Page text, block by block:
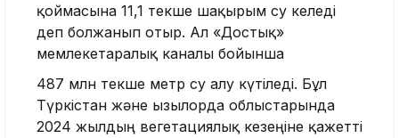
қоймасына 11,1 текше шақырым су келеді
деп болжанып отыр. Ал «Достық»
мемлекетаралық каналы бойынша
487 млн текше метр су алу күтіледі. Бұл
Түркістан және Қызылорда облыстарында
2024 жылдың вегетациялық кезеңіне қажетті